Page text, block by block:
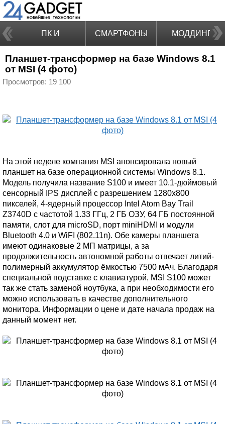
ПК И
НОУТБУКИ
СМАРТФОНЫ МОДДИНГ
Планшет-трансформер на базе Windows 8.1
от MSI (4 фото)
Просмотров: 19 100
На этой неделе компания MSI анонсировала новый
планшет на базе операционной системы Windows 8.1.
Модель получила название S100 и имеет 10.1-дюймовый
сенсорный IPS дисплей с разрешением 1280x800
пикселей, 4-ядерный процессор Intel Atom Bay Trail
Z3740D с частотой 1.33 ГГц, 2 ГБ ОЗУ, 64 ГБ постоянной
памяти, слот для microSD, порт miniHDMI и модули
Bluetooth 4.0 и WiFI (802.11n). Обе камеры планшета
имеют одинаковые 2 МП матрицы, а за
продолжительность автономной работы отвечает литий-
полимерный аккумулятор ёмкостью 7500 мАч. Благодаря
специальной подставке с клавиатурой, MSI S100 может
так же стать заменой ноутбука, а при необходимости его
можно использовать в качестве дополнительного
монитора. Информации о цене и дате начала продаж на
данный момент нет.